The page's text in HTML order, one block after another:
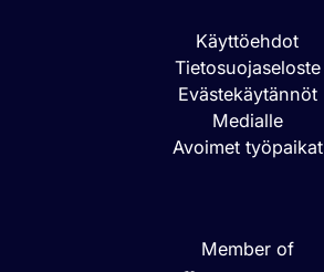
Käyttöehdot
Tietosuojaseloste
Evästekäytännöt
Medialle
Avoimet työpaikat
Member of